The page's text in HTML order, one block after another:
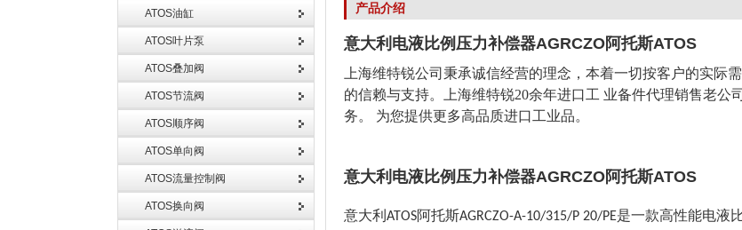
ATOS油缸
ATOS叶片泵
ATOS叠加阀
ATOS节流阀
ATOS顺序阀
ATOS单向阀
ATOS流量控制阀
ATOS换向阀
产品介绍
意大利电液比例压力补偿器AGRCZO阿托斯ATOS
上海维特锐公司秉承诚信经营的理念，本着一切按客户的实际
的信赖与支持。上海维特锐20余年进口工 业备件代理销售老公
务。 为您提供更多高品质进口工业品。
意大利电液比例压力补偿器AGRCZO阿托斯ATOS
意大利 ATOS阿托斯AGRCZO-A-10/315/P 20/PE是一款高性能电液